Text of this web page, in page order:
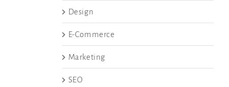
Design
E-Commerce
Marketing
SEO